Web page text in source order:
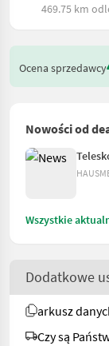
469.75 km
Ocena sprzedawcy
Nowości od
Wszystkie
Dodatkowe
arkusz
Czy są